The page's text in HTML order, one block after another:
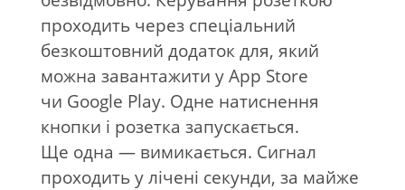
проходить через спеціальний
безкоштовний додаток для, який
можна завантажити у App Store
чи Google Play. Одне натиснення
кнопки і розетка запускається.
Ще одна —вимикається. Сигнал
проходить у лічені секунди, за майже